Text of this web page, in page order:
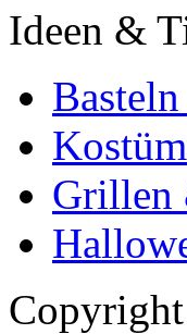
Ideen &
Grillen